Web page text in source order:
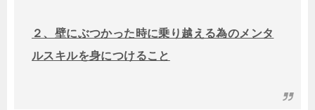
２、壁にぶつかった時に乗り越える為のメンタ
ルスキルを身につけること